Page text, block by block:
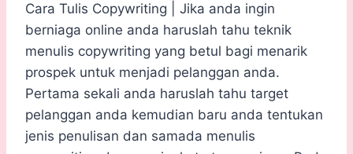
Cara Tulis Copywriting | Jika anda ingin
berniaga online anda haruslah tahu teknik
menulis copywriting yang betul bagi menarik
prospek untuk menjadi pelanggan anda.
Pertama sekali anda haruslah tahu target
pelanggan anda kemudian baru anda tentukan
jenis penulisan dan samada menulis